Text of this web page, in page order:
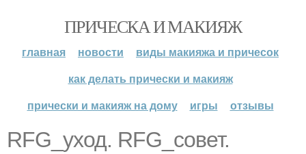
ПРИЧЕСКА И МАКИЯЖ
главная новости
виды макияжа и причесок
как делать прически и макияж
прически и макияж на дому
игры отзывы
RFG_уход. RFG_совет.